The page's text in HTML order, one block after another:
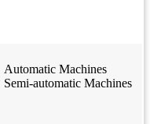
Automatic Machines
Semi-automatic Machines